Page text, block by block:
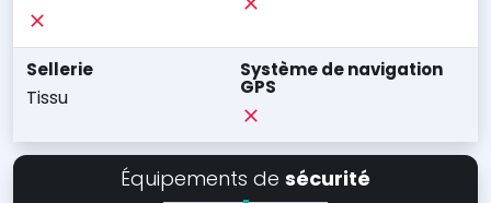
Sellerie
Tissu
Système de navigation
GPS
Équipements de sécurité